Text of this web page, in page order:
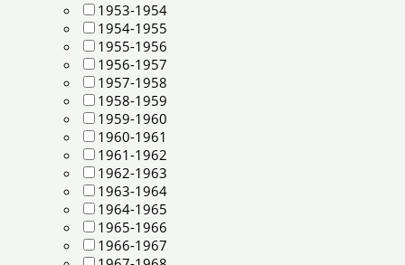
1953-1954
1954-1955
1955-1956
1956-1957
1957-1958
1958-1959
1959-1960
1960-1961
1961-1962
1962-1963
1963-1964
1964-1965
1965-1966
1966-1967